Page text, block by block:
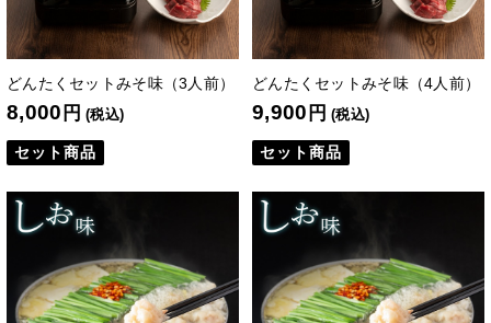
どんたくセットみそ味（3人前）
8,000 円 (税込)
セット商品
どんたくセットみそ味（4人前）
9,900 円 (税込)
セット商品